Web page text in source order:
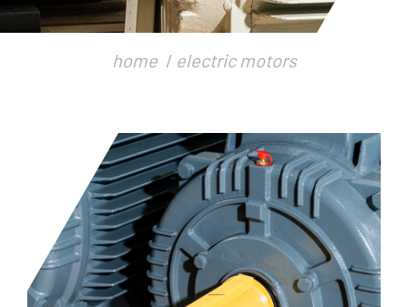
home electric motors